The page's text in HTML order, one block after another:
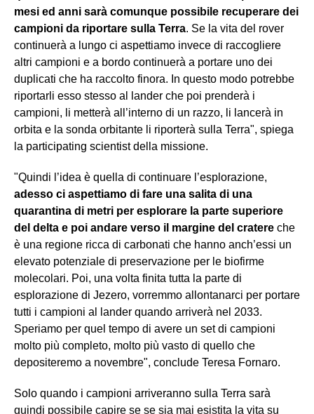
mesi ed anni sarà comunque possibile recuperare dei
campioni da riportare sulla Terra. Se la vita del rover
continuerà a lungo ci aspettiamo invece di raccogliere
altri campioni e a bordo continuerà a portare uno dei
duplicati che ha raccolto finora. In questo modo potrebbe
riportarli esso stesso al lander che poi prenderà i
campioni, li metterà all’interno di un razzo, li lancerà in
orbita e la sonda orbitante li riporterà sulla Terra", spiega
la participating scientist della missione.
"Quindi l’idea è quella di continuare l’esplorazione,
adesso ci aspettiamo di fare una salita di una
quarantina di metri per esplorare la parte superiore
del delta e poi andare verso il margine del cratere che
è una regione ricca di carbonati che hanno anch’essi un
elevato potenziale di preservazione per le biofirme
molecolari. Poi, una volta finita tutta la parte di
esplorazione di Jezero, vorremmo allontanarci per portare
tutti i campioni al lander quando arriverà nel 2033.
Speriamo per quel tempo di avere un set di campioni
molto più completo, molto più vasto di quello che
depositeremo a novembre", conclude Teresa Fornaro.
Solo quando i campioni arriveranno sulla Terra sarà
quindi possibile capire se se sia mai esistita la vita su